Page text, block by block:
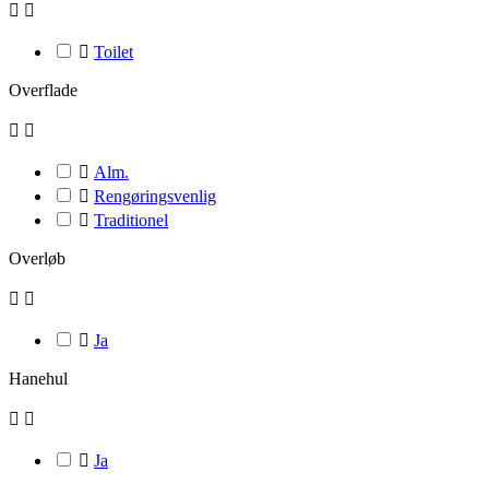
 
 Toilet
Overflade
 
 Alm.
 Rengøringsvenlig
 Traditionel
Overløb
 
 Ja
Hanehul
 
 Ja